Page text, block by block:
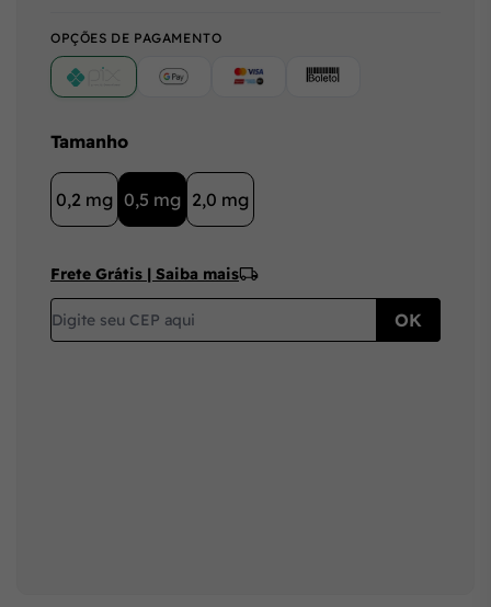
OPÇÕES DE PAGAMENTO
Google Pay (Crédito/Débito)
Cartão Boleto
Frete Grátis | Saiba mais
Tamanho
0,2 mg 0,5 mg 2,0 mg